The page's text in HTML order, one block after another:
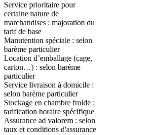
Service prioritaire pour
certaine nature de
marchandises : majoration du
tarif de base
Manutention spéciale : selon
barème particulier
Location d’emballage (cage,
carton…) : selon barème
particulier
Service livraison à domicile :
selon barème particulier
Stockage en chambre froide :
tarification horaire spécifique
Assurance ad valorem : selon
taux et conditions d'assurance